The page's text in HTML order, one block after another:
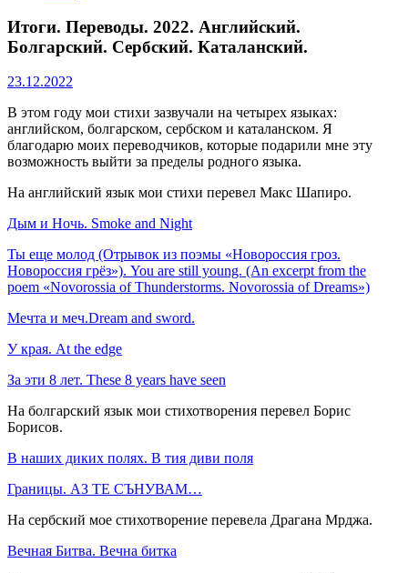
Итоги. Переводы. 2022. Английский.
Болгарский. Сербский. Каталанский.
23.12.2022
В этом году мои стихи зазвучали на четырех языках:
английском, болгарском, сербском и каталанском. Я
благодарю моих переводчиков, которые подарили мне эту
возможность выйти за пределы родного языка.
На английский язык мои стихи перевел Макс Шапиро.
Дым и Ночь. Smoke and Night
Ты еще молод (Отрывок из поэмы «Новороссия гроз.
Новороссия грёз»). You are still young. (An excerpt from the
poem «Novorossia of Thunderstorms. Novorossia of Dreams»)
Мечта и меч.Dream and sword.
У края. At the edge
За эти 8 лет. These 8 years have seen
На болгарский язык мои стихотворения перевел Борис
Борисов.
В наших диких полях. В тия диви поля
Границы. АЗ ТЕ СЪНУВАМ…
На сербский мое стихотворение перевела Драгана Мрджа.
Вечная Битва. Вечна битка